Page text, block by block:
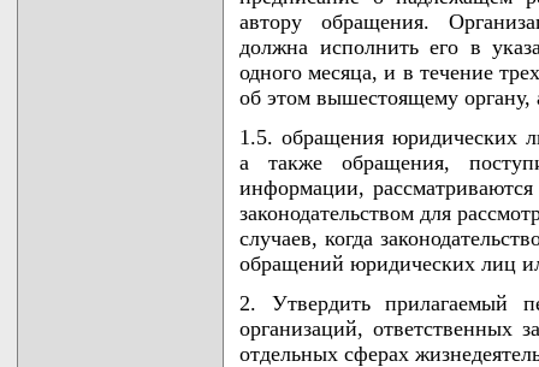
автору обращения.
должна исполнить его в
одного месяца, и в течение
об этом вышестоящему органу,
1.5. обращения юридических
а также обращения,
информации,
законодательством для
случаев, когда
обращений юридических лиц
2. Утвердить прилагаемый
организаций, ответственных
отдельных сферах